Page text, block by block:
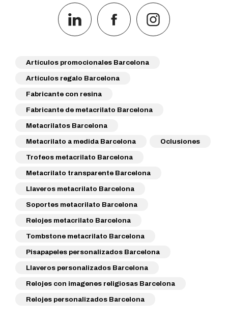
Artículos promocionales Barcelona
Artículos regalo Barcelona
Fabricante con resina
Fabricante de metacrilato Barcelona
Metacrilatos Barcelona
Metacrilato a medida Barcelona
Oclusiones
Trofeos metacrilato Barcelona
Metacrilato transparente Barcelona
Llaveros metacrilato Barcelona
Soportes metacrilato Barcelona
Relojes metacrilato Barcelona
Tombstone metacrilato Barcelona
Pisapapeles personalizados Barcelona
Llaveros personalizados Barcelona
Relojes con imagenes religiosas Barcelona
Relojes personalizados Barcelona